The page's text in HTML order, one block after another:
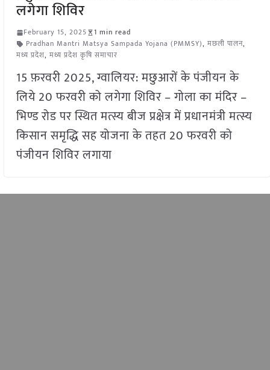
लगेगा शिविर
February 15, 2025
1 min read
Pradhan Mantri Matsya Sampada Yojana (PMMSY), मछली पालन,
मध्य प्रदेश, मध्य प्रदेश कृषि समाचार
15 फ़रवरी 2025, ग्वालियर: मछुआरों के पंजीयन के
लिये 20 फरवरी को लगेगा शिविर – गोला का मंदिर –
भिण्ड रोड पर स्थित मत्स्य बीज प्रक्षेत्र में प्रधानमंत्री मत्स्य
किसान समृद्धि सह योजना के तहत 20 फरवरी को
पंजीयन शिविर लगाया